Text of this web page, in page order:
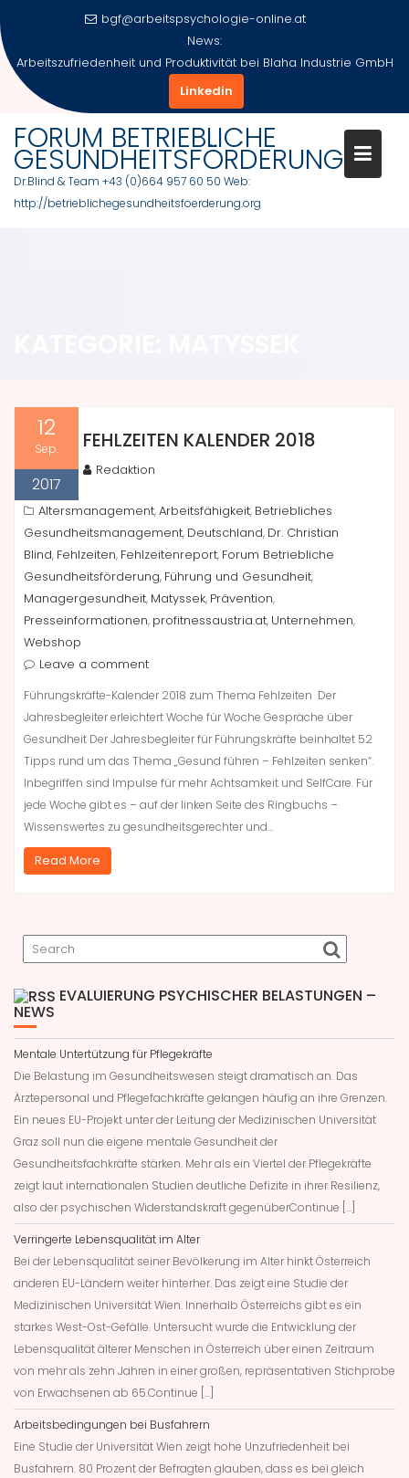
to
content
bgf@arbeitspsychologie-online.at
News:
Arbeitszufriedenheit und Produktivität bei Blaha Industrie GmbH
Linkedin
FORUM BETRIEBLICHE
GESUNDHEITSFÖRDERUNG
Dr.Blind & Team +43 (0)664 957 60 50 Web:
http://betrieblichegesundheitsfoerderung.org
12
Sep.
2017
FEHLZEITEN KALENDER 2018
Redaktion
Altersmanagement,Arbeitsfähigkeit, Betriebliches
Gesundheitsmanagement, Deutschland, Dr. Christian
Blind, Fehlzeiten, Fehlzeitenreport, Forum Betriebliche
Gesundheitsförderung, Führung und Gesundheit,
Managergesundheit, Matyssek, Prävention,
Presseinformationen, profitnessaustria.at, Unternehmen,
Webshop
Leave a comment
Führungskräfte-Kalender 2018 zum Thema Fehlzeiten Der
Jahresbegleiter erleichtert Woche für Woche Gespräche über
Gesundheit Der Jahresbegleiter für Führungskräfte beinhaltet 52
Tipps rund um das Thema „Gesund führen – Fehlzeiten senken“.
Inbegriffen sind Impulse für mehr Achtsamkeit und SelfCare. Für
jede Woche gibt es – auf der linken Seite des Ringbuchs –
Wissenswertes zu gesundheitsgerechter und…
Read More
EVALUIERUNG PSYCHISCHER BELASTUNGEN –
NEWS
Mentale Untertützung für Pflegekräfte
Die Belastung im Gesundheitswesen steigt dramatisch an. Das
Ärztepersonal und Pflegefachkräfte gelangen häufig an ihre Grenzen.
Ein neues EU-Projekt unter der Leitung der Medizinischen Universität
Graz soll nun die eigene mentale Gesundheit der
Gesundheitsfachkräfte stärken. Mehr als ein Viertel der Pflegekräfte
zeigt laut internationalen Studien deutliche Defizite in ihrer Resilienz,
also der psychischen Widerstandskraft gegenüberContinue […]
Verringerte Lebensqualität im Alter
Bei der Lebensqualität seiner Bevölkerung im Alter hinkt Österreich
anderen EU-Ländern weiter hinterher. Das zeigt eine Studie der
Medizinischen Universität Wien. Innerhalb Österreichs gibt es ein
starkes West-Ost-Gefälle. Untersucht wurde die Entwicklung der
Lebensqualität älterer Menschen in Österreich über einen Zeitraum
von mehr als zehn Jahren in einer großen, repräsentativen Stichprobe
von Erwachsenen ab 65.Continue […]
Arbeitsbedingungen bei Busfahrern
Eine Studie der Universität Wien zeigt hohe Unzufriedenheit bei
Busfahrern. 80 Prozent der Befragten glauben, dass es bei gleich